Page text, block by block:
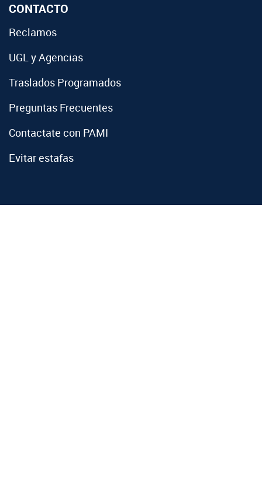
CONTACTO
Reclamos
UGL y Agencias
Traslados Programados
Preguntas Frecuentes
Contactate con PAMI
Evitar estafas